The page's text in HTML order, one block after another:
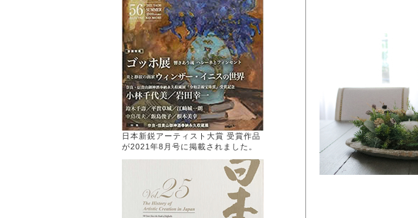
日本新鋭アーティスト大賞 受賞作品
が2021年8月号に掲載されました。